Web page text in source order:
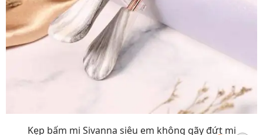
Kẹp bấm mi Sivanna siêu em không gãy đứt mi